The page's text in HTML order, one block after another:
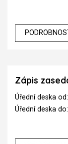
Zápis
Úřední deska
Úřední deska